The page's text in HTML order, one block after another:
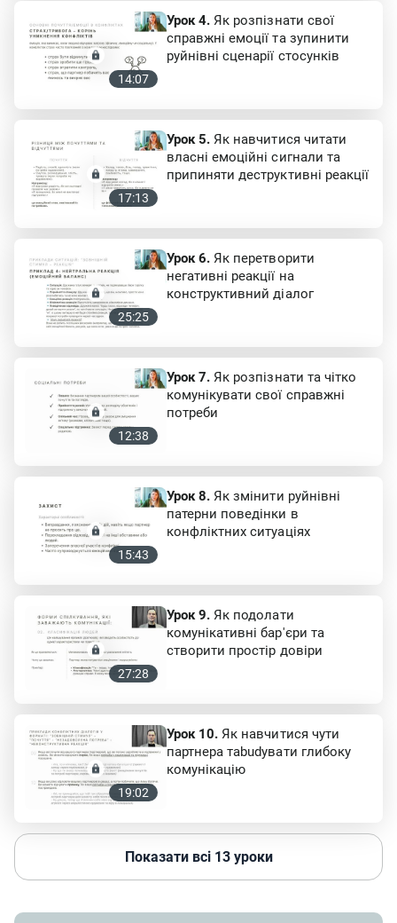
14:07
Урок 4. Як розпізнати свої
справжні емоції та зупинити
руйнівні сценарії стосунків
17:13
Урок 5. Як навчитися читати
власні емоційні сигнали та
припиняти деструктивні реакції
25:25
Урок 6. Як перетворити
негативні реакції на
конструктивний діалог
12:38
Урок 7. Як розпізнати та чітко
комунікувати свої справжні
потреби
15:43
Урок 8. Як змінити руйнівні
патерни поведінки в
конфліктних ситуаціях
27:28
Урок 9. Як подолати
комунікативні бар'єри та
створити простір довіри
19:02
Урок 10. Як навчитися чути
партнера таbudувати глибоку
комунікацію
Показати всі 13 уроки